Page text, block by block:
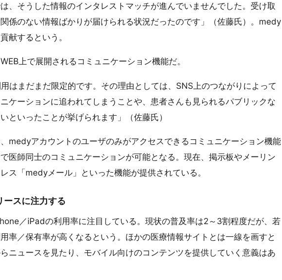
、そうした情報のインタレストマッチが進んでいませんでした。受け取
係のない情報ばかりが届けられる状況だったのです」（佐藤氏）。medy
献するという。
上で展開されるコミュニケーション機能だ。
用はまだまだ限定的です。その理由としては、SNS上のつながりによって
ケーションに追われてしまうことや、患者さんも見られるパブリックな
といったことが挙げられます」（佐藤氏）
medyアカウントのユーザのみがアクセスできるコミュニケーション機能
医師同士のコミュニケーションが可能となる。現在、掲示板やメーリン
ス「medyメール」といった機能が提供されている。
ースに注力する
／iPadの利用率に注目している。現状の普及率は2～3割程度だが、若
率／保有率が高くなるという。ほかの医療情報サイトとは一線を画すと
ニュースを見たり、モバイル向けのコンテンツを提供していく意義はあ